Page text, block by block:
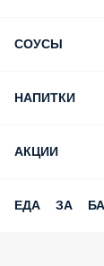
СОУСЫ
НАПИТКИ
АКЦИИ
ЕДА ЗА